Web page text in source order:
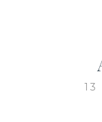
13